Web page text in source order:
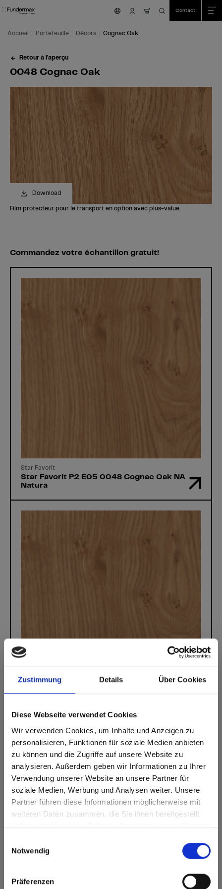
Zustimmung Details Über Cookies
Diese Webseite verwendet Cookies
Wir verwenden Cookies, um Inhalte und Anzeigen zu
personalisieren, Funktionen für soziale Medien anbieten
zu können und die Zugriffe auf unsere Website zu
analysieren. Außerdem geben wir Informationen zu Ihrer
Verwendung unserer Website an unsere Partner für
soziale Medien, Werbung und Analysen weiter. Unsere
Partner führen diese Informationen möglicherweise mit
weiteren Daten zusammen, die Sie ihnen bereitgestellt
haben oder die sie im Rahmen Ihrer Nutzung der Dienste
Notwendig
Präferenzen
Are you based in the États-Unis?
Go to the Fundermax North America website directly from
Aller au contenu principal
Aller au sommaire
Aller au menu principal
nav.cart.item.count
Contact
Accueil Portefeuille Décors Cognac Oak
Retour à l'aperçu
0048 Cognac Oak
Download
Film protecteur pour le transport en option avec plus-value.
Commandez votre échantillon gratuit!
Star Favorit
Star Favorit P2 E05 0048 Cognac Oak NA
Natura
0048 Cognac Oak NA Natura
Vous avez des questions?